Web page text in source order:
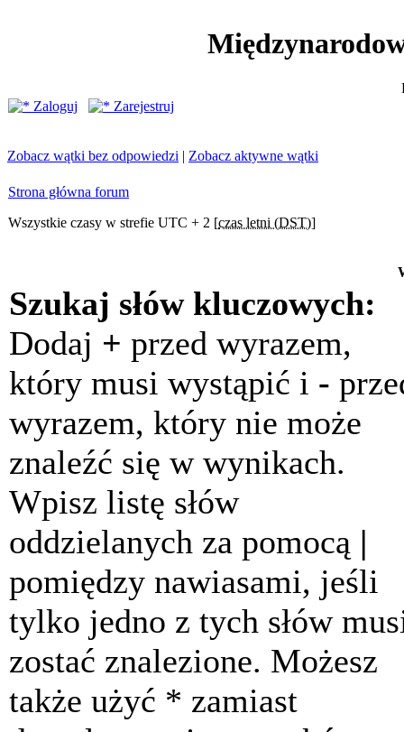
Zaloguj
Zarejestruj
Zobacz wątki bez odpowiedzi | Zobacz aktywne wątki
Strona główna forum
Wszystkie czasy w strefie UTC + 2 [czas letni (DST)]
Szukaj słów kluczowych:
Dodaj + przed wyrazem,
który musi wystąpić i -
wyrazem, który nie może
znaleźć się w wynikach.
Wpisz listę słów
oddzielanych za pomocą |
pomiędzy nawiasami, jeśli
tylko jedno z tych słów
zostać znalezione. Możesz
także użyć * zamiast